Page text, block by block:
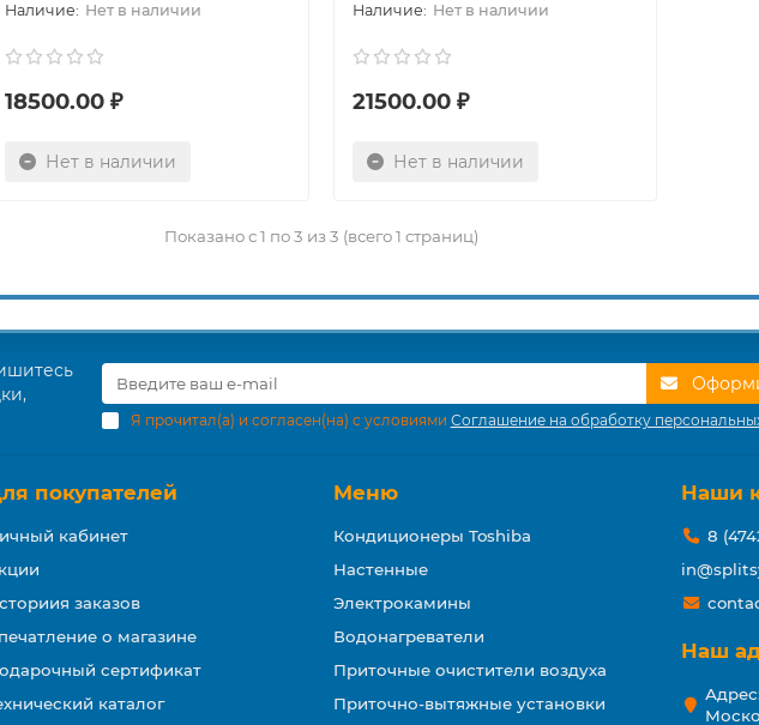
Нет в наличии
18500.00 ₽
Нет в наличии
Нет в наличии
21500.00 ₽
Нет в наличии
Показано с 1 по 3 из 3 (всего 1 страниц)
Я прочитал(а) и согласен(на) с условиями Соглашение на обработку
покупателей
кабинет
заказов
о магазине
сертификат
каталог
Меню
Кондиционеры Toshiba
Настенные
Электрокамины
Водонагреватели
Приточные очистители воздуха
Приточно-вытяжные установки
Наши
8
Наш